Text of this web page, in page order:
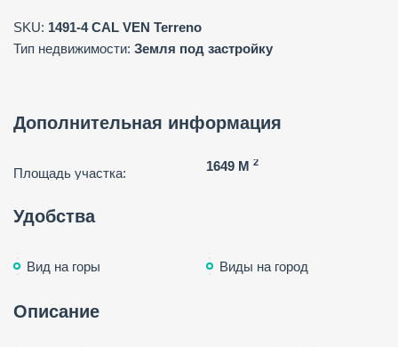
SKU: 1491-4 CAL VEN Terreno
Тип недвижимости: Земля под застройку
Дополнительная информация
Площадь участка: 1649 M 2
Удобства
Вид на горы Виды на город
Описание